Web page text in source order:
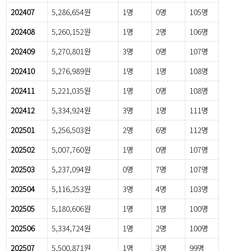
202407
5,286,654원 1명 0명
105명
202408
5,260,152원 1명 2명
106명
202409
5,270,801원 3명 0명
107명
202410
5,276,989원 1명 1명
108명
202411
5,221,035원 1명 0명
108명
202412
5,334,924원 3명 1명
111명
202501
5,256,503원 2명 6명
112명
202502
5,007,760원 1명 0명
107명
202503
5,237,094원 0명 7명
107명
202504
5,116,253원 3명 4명
103명
202505
5,180,606원 1명 1명
100명
202506
5,334,724원 1명 2명
100명
202507
5,500,871원 1명 3명 99명